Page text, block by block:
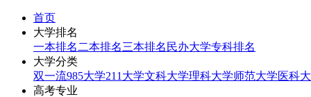
首页
大学排名
一本排名 二本排名三本排名 民办大学专科排名
大学分类
双一流985大学211大学文科大学理科大学师范大学医科
高考专业